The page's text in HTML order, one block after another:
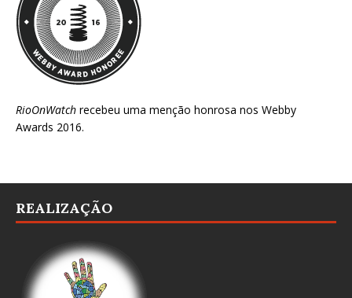
RioOnWatch recebeu uma menção honrosa nos Webby
Awards 2016.
REALIZAÇÃO